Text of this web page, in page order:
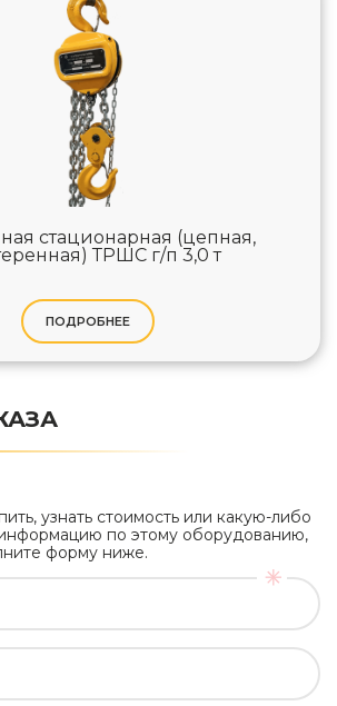
стационарная (цепная,
ТРШС г/п 3,0 т
ПОДРОБНЕЕ
узнать стоимость или какую-либо
по этому оборудованию,
форму ниже.